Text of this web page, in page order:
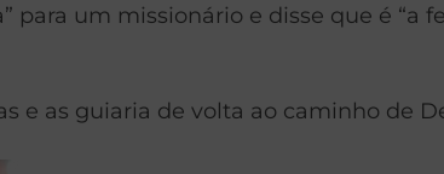
para um missionário e disse que é “a
e as guiaria de volta ao caminho de